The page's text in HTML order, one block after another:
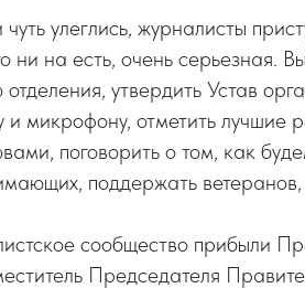
улеглись, журналисты
на есть, очень серьезная.
утвердить Устав
и микрофону, отметить лучшие
поговорить о том, как
поддержать ветеранов,
сообщество прибыли
Председателя